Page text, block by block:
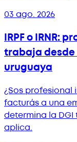
03 ago. 2026
IRPF o IRNR:
trabaja desde
uruguaya
¿Sos profesional
facturás a una
determina la
aplica.